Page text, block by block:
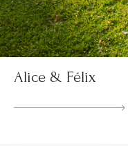
Alice & Félix